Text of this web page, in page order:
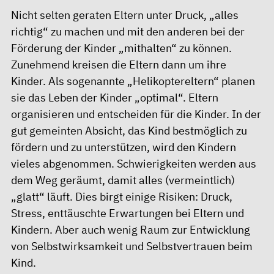
Nicht selten geraten Eltern unter Druck, „alles
richtig“ zu machen und mit den anderen bei der
Förderung der Kinder „mithalten“ zu können.
Zunehmend kreisen die Eltern dann um ihre
Kinder. Als sogenannte „Helikoptereltern“ planen
sie das Leben der Kinder „optimal“. Eltern
organisieren und entscheiden für die Kinder. In der
gut gemeinten Absicht, das Kind bestmöglich zu
fördern und zu unterstützen, wird den Kindern
vieles abgenommen. Schwierigkeiten werden aus
dem Weg geräumt, damit alles (vermeintlich)
„glatt“ läuft. Dies birgt einige Risiken: Druck,
Stress, enttäuschte Erwartungen bei Eltern und
Kindern. Aber auch wenig Raum zur Entwicklung
von Selbstwirksamkeit und Selbstvertrauen beim
Kind.